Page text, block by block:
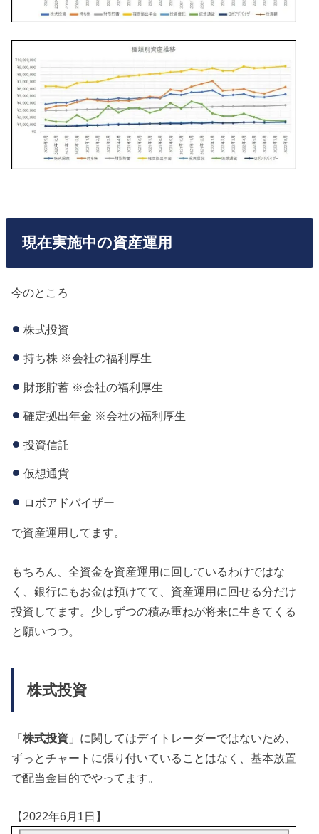
現在実施中の資産運用
今のところ
株式投資
持ち株 ※会社の福利厚生
財形貯蓄 ※会社の福利厚生
確定拠出年金 ※会社の福利厚生
投資信託
仮想通貨
ロボアドバイザー
で資産運用してます。
もちろん、全資金を資産運用に回しているわけではな
く、銀行にもお金は預けてて、資産運用に回せる分だけ
投資してます。少しずつの積み重ねが将来に生きてくる
と願いつつ。
株式投資
「株式投資 」に関してはデイトレーダーではないため、
ずっとチャートに張り付いていることはなく、基本放置
で配当金目的でやってます。
【2022年6月1日】